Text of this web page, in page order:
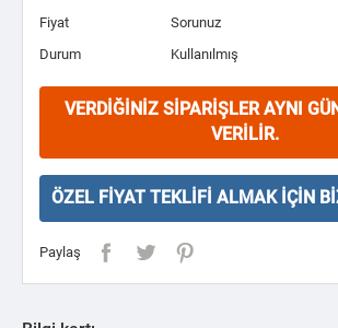
Fiyat
Sorunuz
Durum
Kullanılmış
VERDIĞINIZ SIPARIŞLER AYNI
VERILIR.
ÖZEL FIYAT TEKLIFI ALMAK İÇIN
Paylaş